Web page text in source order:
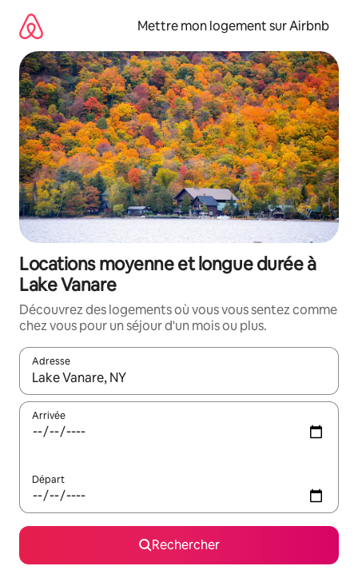
directement
contenu
Mettre mon logement sur Airbnb
Locations moyenne et longue durée à
Lake Vanare
Découvrez des logements où vous vous sentez comme
chez vous pour un séjour d'un mois ou plus.
Adresse
Lorsque les résultats s'affichent, utilisez les flèches vers le
Arrivée
Départ
Rechercher